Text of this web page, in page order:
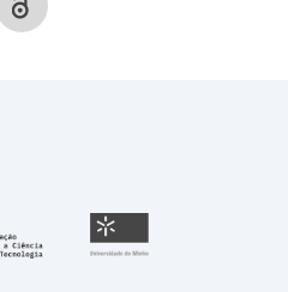
Fundação para a